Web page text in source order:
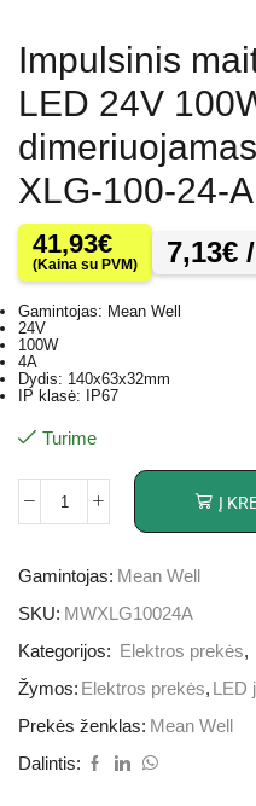
Impulsinis
LED 24V
XLG-100-24-A
41,93€
(Kaina su PVM) 7,13€
Gamintojas: Mean Well
24V
100W
4A
Dydis: 140x63x32mm
IP klasė: IP67
Turime
Į
Gamintojas: Mean Well
SKU: MWXLG10024A
Kategorijos:
Elektros prekės,
Žymos: Elektros prekės,
Prekės ženklas: Mean Well
Dalintis: